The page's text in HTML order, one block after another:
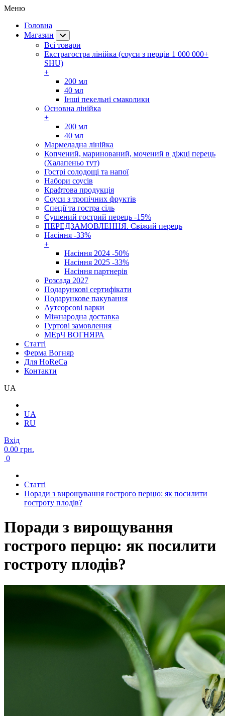
Меню
Головна
Магазин
Всі товари
Екстрагостра лінійка (соуси з перців 1 000 000+
SHU)
+
200 мл
40 мл
Інші пекельні смаколики
Основна лінійка
+
200 мл
40 мл
Мармеладна лінійка
Копчений, маринований, мочений в діжці перець
(Халапеньо тут)
Гострі солодощі та напої
Набори соусів
Крафтова продукція
Соуси з тропічних фруктів
Спеції та гостра сіль
Сушений гострий перець -15%
ПЕРЕДЗАМОВЛЕННЯ. Свіжий перець
Насіння -33%
+
Насіння 2024 -50%
Насіння 2025 -33%
Насіння партнерів
Розсада 2027
Подарункові сертифікати
Подарункове пакування
Аутсорсові варки
Міжнародна доставка
Гуртові замовлення
МЕрЧ ВОГНЯРА
Cтатті
Ферма Вогняр
Для HoReCa
Контакти
UA
UA
RU
Вхід
0.00 грн.
0
Cтатті
Поради з вирощування гострого перцю: як посилити
гостроту плодів?
Поради з вирощування
гострого перцю: як посилити
гостроту плодів?